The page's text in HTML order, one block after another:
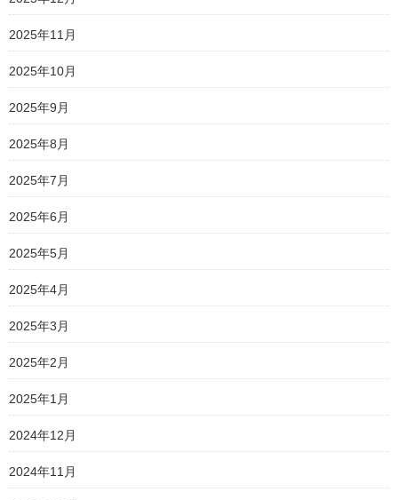
2025年11月
2025年10月
2025年9月
2025年8月
2025年7月
2025年6月
2025年5月
2025年4月
2025年3月
2025年2月
2025年1月
2024年12月
2024年11月